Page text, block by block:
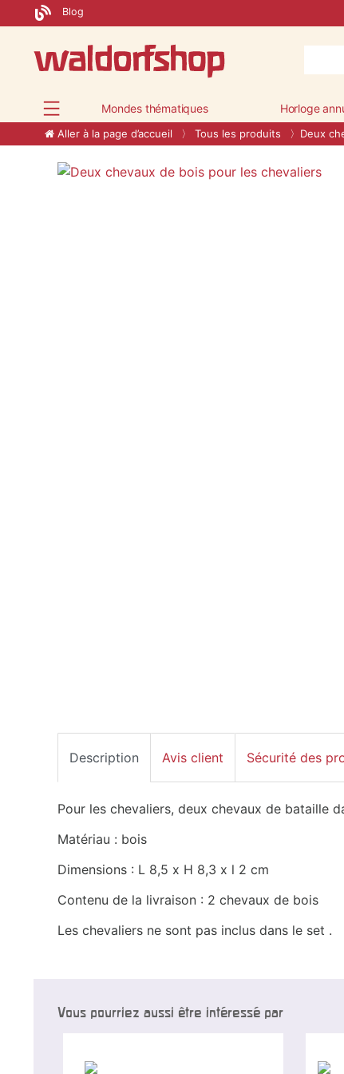
Blog
Mondes thématiques Horloge
Aller à la page d’accueil Tous les produits Deux
Description Avis client Sécurité des
Pour les chevaliers, deux chevaux de bataille
Matériau : bois
Dimensions : L 8,5 x H 8,3 x l 2 cm
Contenu de la livraison : 2 chevaux de bois
Les chevaliers ne sont pas inclus dans le set .
Vous pourriez aussi être intéressé par